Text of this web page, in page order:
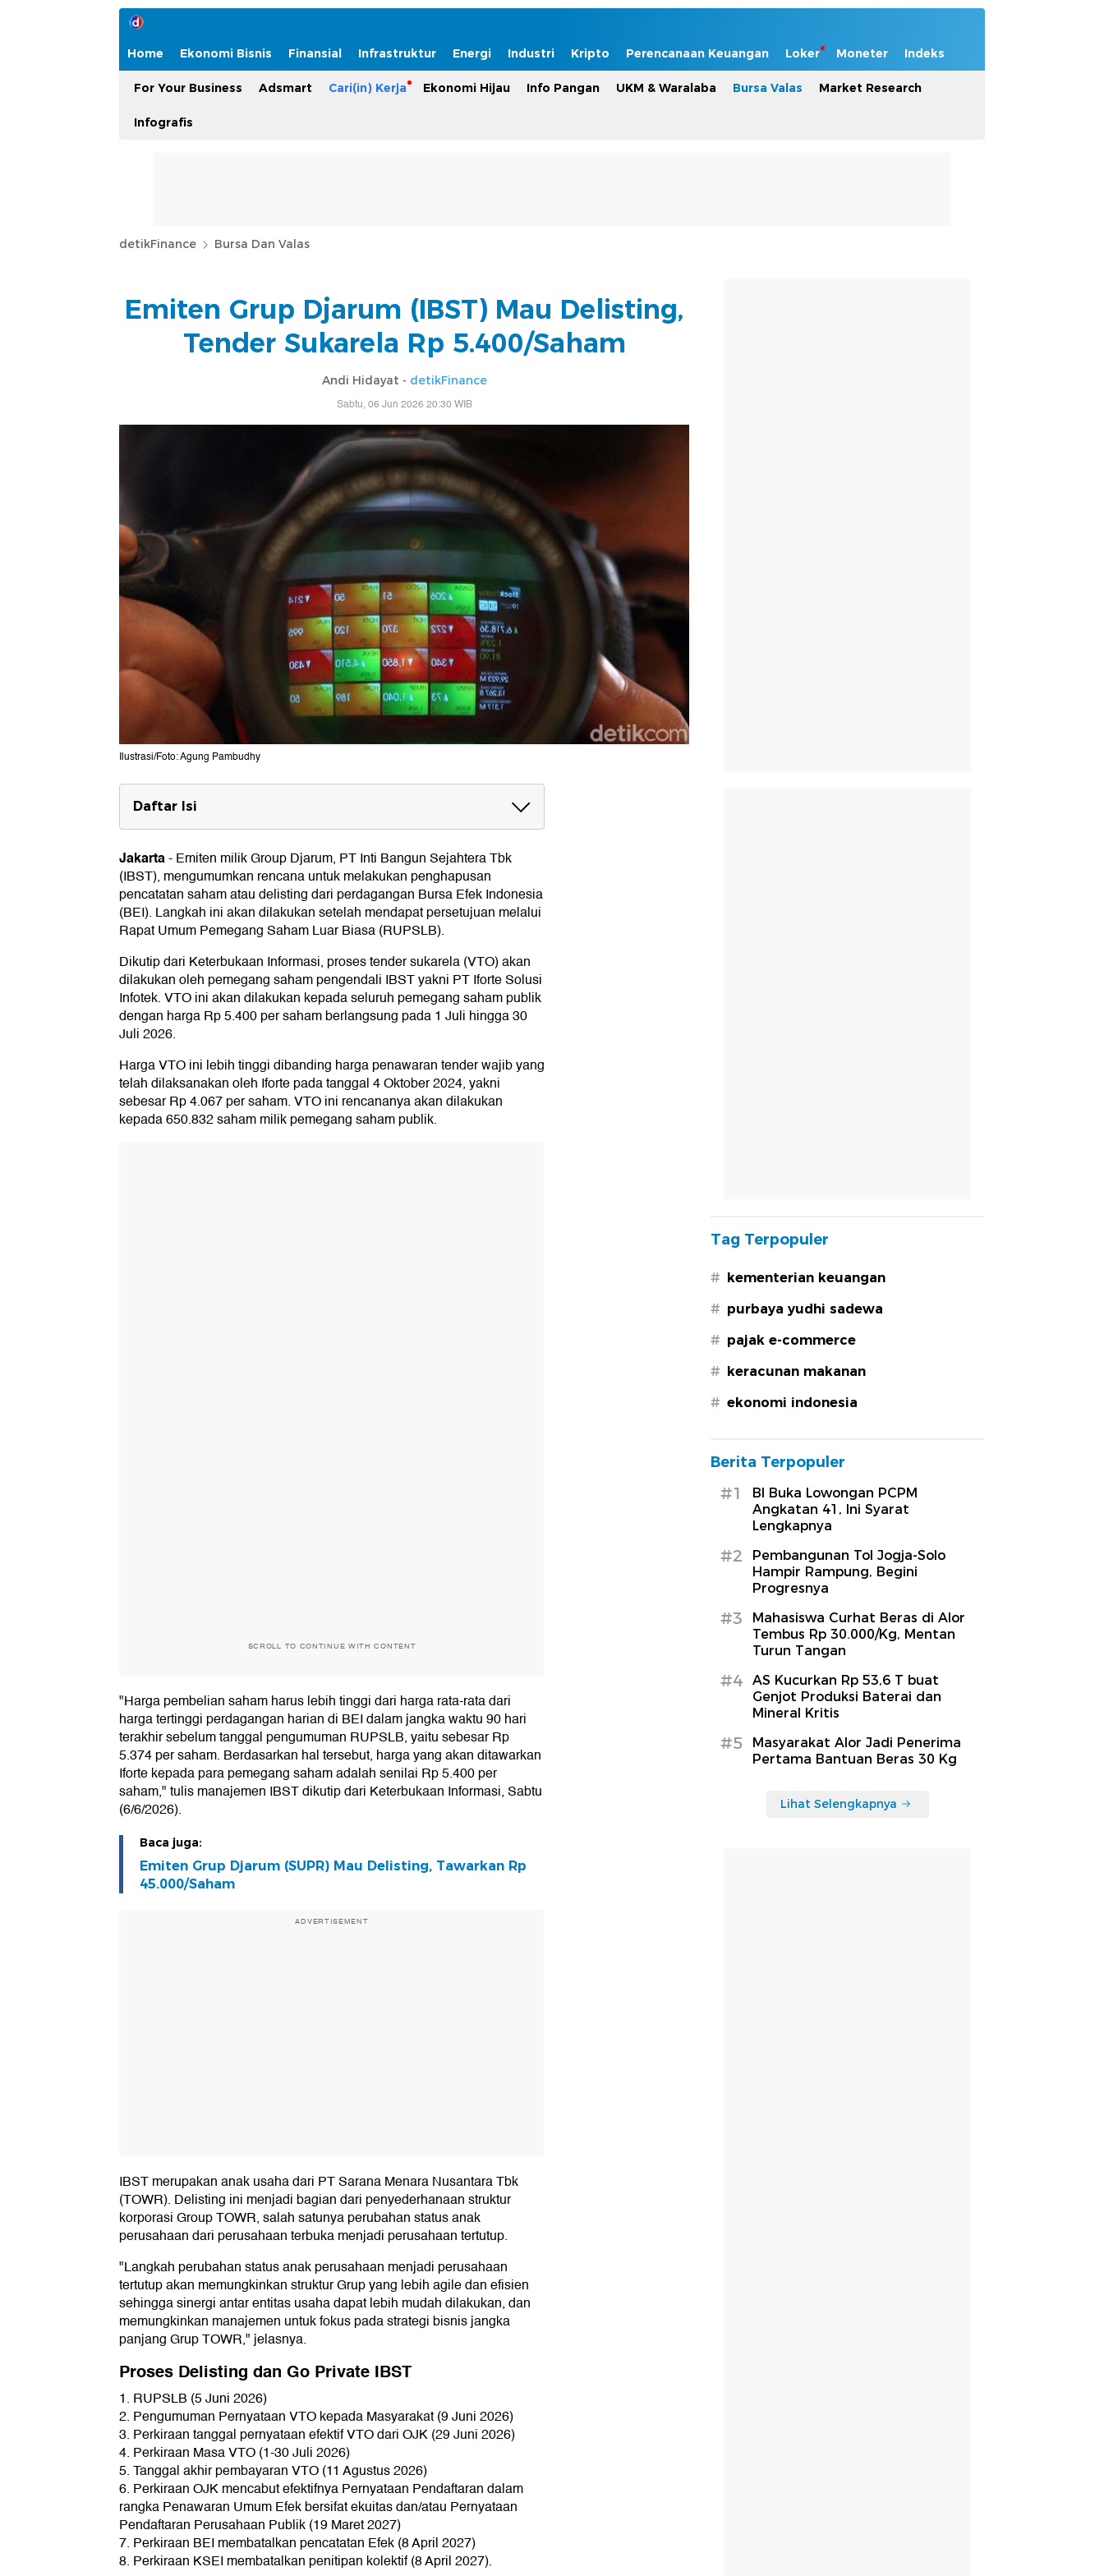
Home Ekonomi Bisnis Finansial Infrastruktur Energi Industri Kripto Perencanaan Keuangan Loker Moneter Indeks
For Your Business Adsmart Cari(in) Kerja Ekonomi Hijau Info Pangan UKM & Waralaba Bursa Valas Market Research
Infografis
detikFinance Bursa Dan Valas
Emiten Grup Djarum (IBST) Mau Delisting,
Tender Sukarela Rp 5.400/Saham
Andi Hidayat - detikFinance
Sabtu, 06 Jun 2026 20:30 WIB
Ilustrasi/Foto: Agung Pambudhy
Daftar Isi
Proses Delisting dan Go Private IBST
Jakarta-Emiten milik Group Djarum, PT Inti Bangun Sejahtera Tbk
(IBST), mengumumkan rencana untuk melakukan penghapusan
pencatatan saham atau delisting dari perdagangan Bursa Efek Indonesia
(BEI). Langkah ini akan dilakukan setelah mendapat persetujuan melalui
Rapat Umum Pemegang Saham Luar Biasa (RUPSLB).
Dikutip dari Keterbukaan Informasi, proses tender sukarela (VTO) akan
dilakukan oleh pemegang saham pengendali IBST yakni PT Iforte Solusi
Infotek. VTO ini akan dilakukan kepada seluruh pemegang saham publik
dengan harga Rp 5.400 per saham berlangsung pada 1 Juli hingga 30
Juli 2026.
Harga VTO ini lebih tinggi dibanding harga penawaran tender wajib yang
telah dilaksanakan oleh Iforte pada tanggal 4 Oktober 2024, yakni
sebesar Rp 4.067 per saham. VTO ini rencananya akan dilakukan
kepada 650.832 saham milik pemegang saham publik.
SCROLL TO CONTINUE WITH CONTENT
"Harga pembelian saham harus lebih tinggi dari harga rata-rata dari
harga tertinggi perdagangan harian di BEI dalam jangka waktu 90 hari
terakhir sebelum tanggal pengumuman RUPSLB, yaitu sebesar Rp
5.374 per saham. Berdasarkan hal tersebut, harga yang akan ditawarkan
Iforte kepada para pemegang saham adalah senilai Rp 5.400 per
saham," tulis manajemen IBST dikutip dari Keterbukaan Informasi, Sabtu
(6/6/2026).
Baca juga:
Emiten Grup Djarum (SUPR) Mau Delisting, Tawarkan Rp
45.000/Saham
ADVERTISEMENT
IBST merupakan anak usaha dari PT Sarana Menara Nusantara Tbk
(TOWR). Delisting ini menjadi bagian dari penyederhanaan struktur
korporasi Group TOWR, salah satunya perubahan status anak
perusahaan dari perusahaan terbuka menjadi perusahaan tertutup.
"Langkah perubahan status anak perusahaan menjadi perusahaan
tertutup akan memungkinkan struktur Grup yang lebih agile dan efisien
sehingga sinergi antar entitas usaha dapat lebih mudah dilakukan, dan
memungkinkan manajemen untuk fokus pada strategi bisnis jangka
panjang Grup TOWR," jelasnya.
Proses Delisting dan Go Private IBST
1. RUPSLB (5 Juni 2026)
2. Pengumuman Pernyataan VTO kepada Masyarakat (9 Juni 2026)
3. Perkiraan tanggal pernyataan efektif VTO dari OJK (29 Juni 2026)
4. Perkiraan Masa VTO (1-30 Juli 2026)
5. Tanggal akhir pembayaran VTO (11 Agustus 2026)
6. Perkiraan OJK mencabut efektifnya Pernyataan Pendaftaran dalam
rangka Penawaran Umum Efek bersifat ekuitas dan/atau Pernyataan
Pendaftaran Perusahaan Publik (19 Maret 2027)
7. Perkiraan BEI membatalkan pencatatan Efek (8 April 2027)
8. Perkiraan KSEI membatalkan penitipan kolektif (8 April 2027).
Tag Terpopuler
# kementerian keuangan
# purbaya yudhi sadewa
# pajak e-commerce
# keracunan makanan
# ekonomi indonesia
Berita Terpopuler
#1
BI Buka Lowongan PCPM
Angkatan 41, Ini Syarat
Lengkapnya
#2
Pembangunan Tol Jogja-Solo
Hampir Rampung, Begini
Progresnya
#3
Mahasiswa Curhat Beras di Alor
Tembus Rp 30.000/Kg, Mentan
Turun Tangan
#4
AS Kucurkan Rp 53,6 T buat
Genjot Produksi Baterai dan
Mineral Kritis
#5
Masyarakat Alor Jadi Penerima
Pertama Bantuan Beras 30 Kg
Lihat Selengkapnya